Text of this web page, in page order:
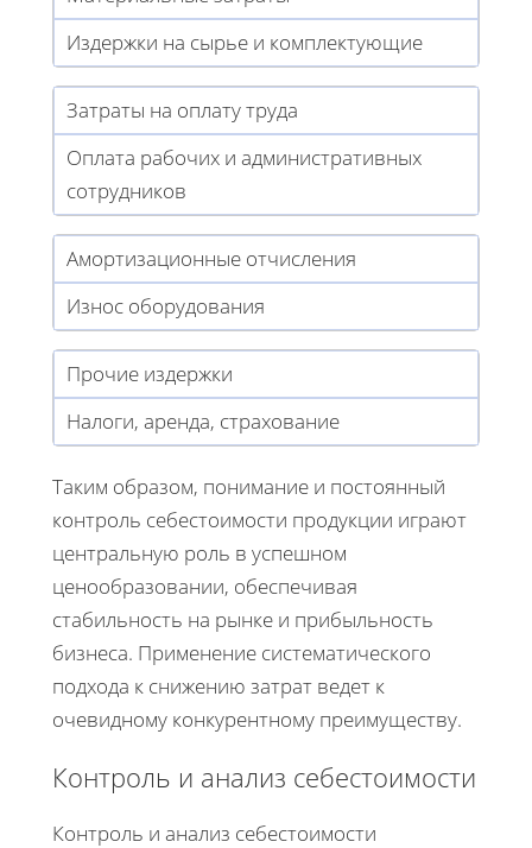
Издержки на сырье и комплектующие
Затраты на оплату труда
Оплата рабочих и административных
сотрудников
Амортизационные отчисления
Износ оборудования
Прочие издержки
Налоги, аренда, страхование
Таким образом, понимание и постоянный
контроль себестоимости продукции играют
центральную роль в успешном
ценообразовании, обеспечивая
стабильность на рынке и прибыльность
бизнеса. Применение систематического
подхода к снижению затрат ведет к
очевидному конкурентному преимуществу.
Контроль и анализ себестоимости
Контроль и анализ себестоимости